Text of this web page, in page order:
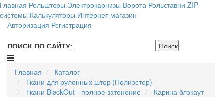
Главная Рольшторы Электрокарнизы Ворота Рольставни ZIP -
системы Калькуляторы Интернет-магазин
Авторизация Регистрация
ПОИСК ПО САЙТУ:
Главная
Каталог
Ткани для рулонных штор (Полиэстер)
Ткани BlackOut - полное затенение
Карина блэкаут